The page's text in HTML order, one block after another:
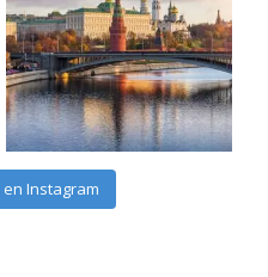
Instagram